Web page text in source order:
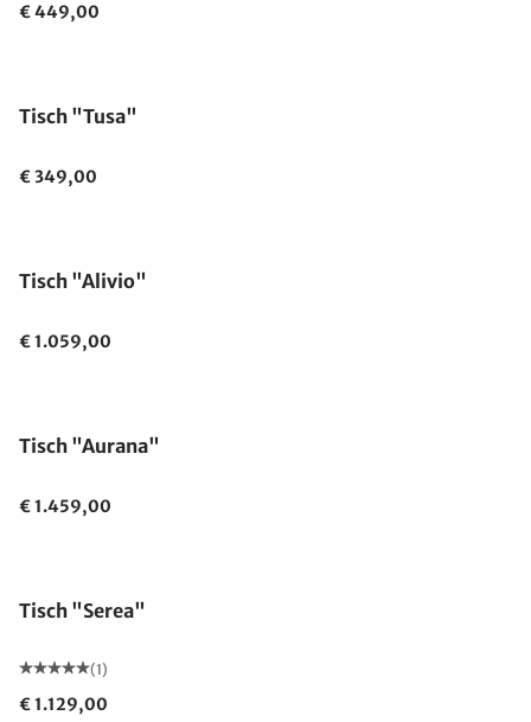
€ 449,00
Tisch "Tusa"
€ 349,00
Tisch "Alivio"
€ 1.059,00
Tisch "Aurana"
€ 1.459,00
Tisch "Serea"
(1)
€ 1.129,00